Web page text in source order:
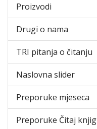
Proizvodi
Drugi o nama
TRI pitanja o čitanju
Naslovna slider
Preporuke mjeseca
Preporuke Čitaj